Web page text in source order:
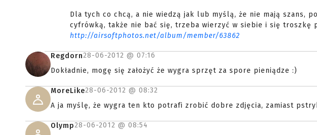
Dla tych co chcą, a nie wiedzą jak lub myślą, że nie mają szans,
cyfrówką, także nie bać się, trzeba wierzyć w siebie i się troszkę
http://airsoftphotos.net/album/member/63862
Regdorn28-06-2012 @ 07:16
Dokładnie, mogę się założyć że wygra sprzęt za spore pieniądze :)
MoreLike28-06-2012 @ 08:32
A ja myślę, że wygra ten kto potrafi zrobić dobre zdjęcia, zamiast
Olymp28-06-2012 @ 08:54